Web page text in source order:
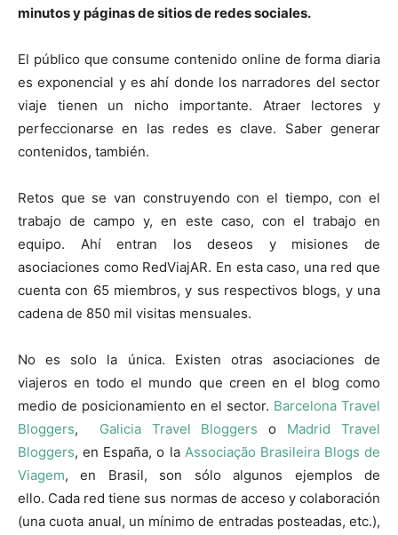
minutos y páginas de sitios de redes sociales.
El público que consume contenido online de forma diaria
es exponencial y es ahí donde los narradores del sector
viaje tienen un nicho importante. Atraer lectores y
perfeccionarse en las redes es clave. Saber generar
contenidos, también.
Retos que se van construyendo con el tiempo, con el
trabajo de campo y, en este caso, con el trabajo en
equipo. Ahí entran los deseos y misiones de
asociaciones como RedViajAR. En esta caso, una red que
cuenta con 65 miembros, y sus respectivos blogs, y una
cadena de 850 mil visitas mensuales.
No es solo la única. Existen otras asociaciones de
viajeros en todo el mundo que creen en el blog como
medio de posicionamiento en el sector. Barcelona Travel
Bloggers, Galicia Travel Bloggers o Madrid Travel
Bloggers, en España, o la Associação Brasileira Blogs de
Viagem, en Brasil, son sólo algunos ejemplos de
ello. Cada red tiene sus normas de acceso y colaboración
(una cuota anual, un mínimo de entradas posteadas, etc.),